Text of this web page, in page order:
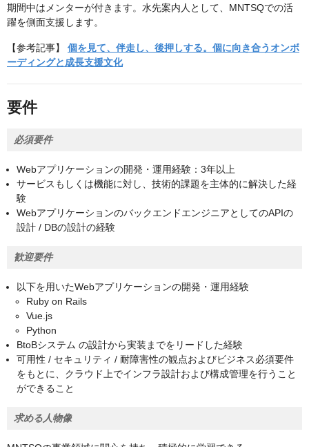
期間中はメンターが付きます。水先案内人として、MNTSQでの活
躍を側面支援します。
【参考記事】 個を見て、伴走し、後押しする。個に向き合うオンボ
ーディングと成長支援文化
要件
必須要件
Webアプリケーションの開発・運用経験：3年以上
サービスもしくは機能に対し、技術的課題を主体的に解決した経
験
WebアプリケーションのバックエンドエンジニアとしてのAPIの
設計 / DBの設計の経験
歓迎要件
以下を用いたWebアプリケーションの開発・運用経験
Ruby on Rails
Vue.js
Python
BtoBシステム の設計から実装までをリードした経験
可用性 / セキュリティ / 耐障害性の観点およびビジネス必須要件
をもとに、クラウド上でインフラ設計および構成管理を行うこと
ができること
求める人物像